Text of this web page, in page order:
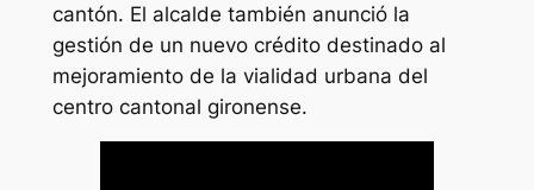
cantón. El alcalde también anunció la
gestión de un nuevo crédito destinado al
mejoramiento de la vialidad urbana del
centro cantonal gironense.